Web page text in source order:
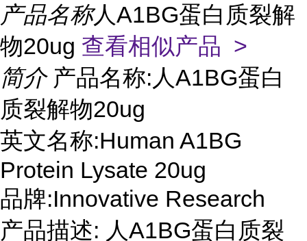
产品名称人A1BG蛋白质裂解
物20ug 查看相似产品 >
简介 产品名称:人A1BG蛋白
质裂解物20ug
英文名称:Human A1BG
Protein Lysate 20ug
品牌:Innovative Research
产品描述: 人A1BG蛋白质裂